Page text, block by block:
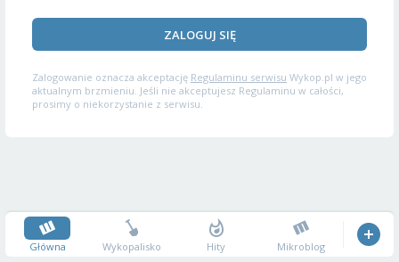
ZALOGUJ SIĘ
Zalogowanie oznacza akceptację Regulaminu serwisu Wykop.pl w jego
aktualnym brzmieniu. Jeśli nie akceptujesz Regulaminu w całości,
prosimy o niekorzystanie z serwisu.
Główna Wykopalisko Hity Mikroblog